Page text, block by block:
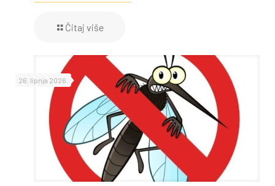
Čitaj više
26. lipnja 2026.